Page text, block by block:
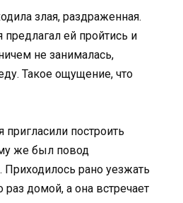
злая, раздраженная.
ей пройтись и
не занималась,
Такое ощущение, что
построить
же был повод
рано уезжать
домой, а она встречает